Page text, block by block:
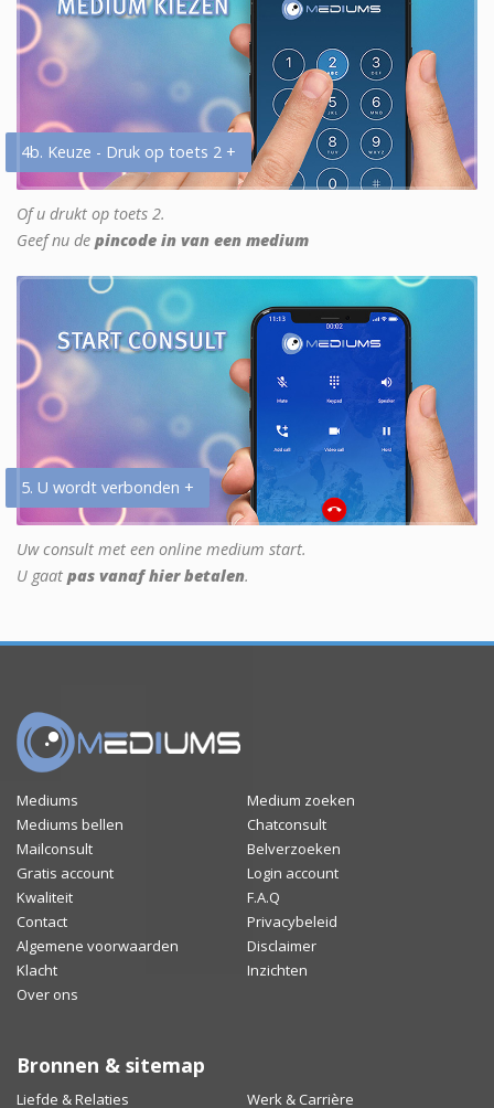
4b. Keuze - Druk op toets 2 +
Of u drukt op toets 2.
Geef nu de pincode in van een medium
5. U wordt verbonden +
Uw consult met een online medium start.
U gaat pas vanaf hier betalen.
Mediums
Medium zoeken
Mediums bellen
Chatconsult
Mailconsult
Belverzoeken
Gratis account
Login account
Kwaliteit
F.A.Q
Contact
Privacybeleid
Algemene voorwaarden
Disclaimer
Klacht
Inzichten
Over ons
Bronnen & sitemap
Liefde & Relaties Werk & Carrière